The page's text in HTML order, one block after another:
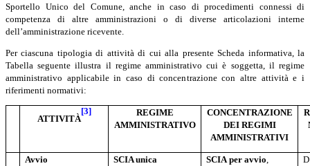
Sportello Unico del Comune, anche in caso di procedimenti connessi di
competenza di altre amministrazioni o di diverse articolazioni interne
dell’amministrazione ricevente.
Per ciascuna tipologia di attività di cui alla presente Scheda informativa, la
Tabella seguente illustra il regime amministrativo cui è soggetta, il regime
amministrativo applicabile in caso di concentrazione con altre attività e i
riferimenti normativi:
ATTIVITÀ
[3]
REGIME
AMMINISTRATIVO
CONCENTRAZIONE
DEI REGIMI
AMMINISTRATIVI
Avvio SCIA unica SCIA per avvio,